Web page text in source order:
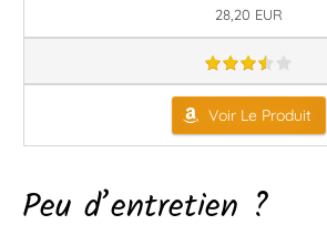
28,20 EUR
Voir Le Produit
Peu d’entretien ?